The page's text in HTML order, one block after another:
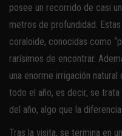
posee un recorrido de casi
metros de profundidad.
coraloide, conocidas como
rarísimos de encontrar.
una enorme irrigación
todo el año, es decir, se
del año, algo que la
Tras la visita, se termina en